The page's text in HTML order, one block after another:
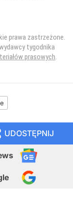
prawa zastrzeżone.
tygodnika
prasowych
UDOSTĘPNIJ